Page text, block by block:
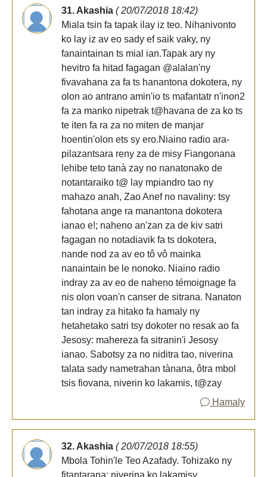
31. Akashia ( 20/07/2018 18:42)
Miala tsin fa tapak ilay iz teo. Nihanivonto
ko lay iz av eo sady ef saik vaky, ny
fanaintainan ts mial ian.Tapak ary ny
hevitro fa hitad fagagan @alalan'ny
fivavahana za fa ts hanantona dokotera, ny
olon ao antrano amin'io ts mafantatr n'inon2
fa za manko nipetrak t@havana de za ko ts
te iten fa ra za no miten de manjar
hoentin'olon ets sy ero.Niaino radio ara-
pilazantsara reny za de misy Fiangonana
lehibe teto tanà zay no nanatonako de
notantaraiko t@ lay mpiandro tao ny
mahazo anah, Zao Anef no navaliny: tsy
fahotana ange ra manantona dokotera
ianao e!; naheno an'zan za de kiv satri
fagagan no notadiavik fa ts dokotera,
nande nod za av eo tô vô mainka
nanaintain be le nonoko. Niaino radio
indray za av eo de naheno témoignage fa
nis olon voan'n canser de sitrana. Nanaton
tan indray za hitako fa hamaly ny
hetahetako satri tsy dokoter no resak ao fa
Jesosy: mahereza fa sitranin'i Jesosy
ianao. Sabotsy za no niditra tao, niverina
talata sady nametrahan tànana, ôtra mbol
tsis fiovana, niverin ko lakamis, t@zay
Hamaly
32. Akashia ( 20/07/2018 18:55)
Mbola Tohin'le Teo Azafady. Tohizako ny
fitantarana: niverina ko lakamisy